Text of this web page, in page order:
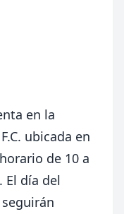
en la
ubicada en
de 10 a
El día del